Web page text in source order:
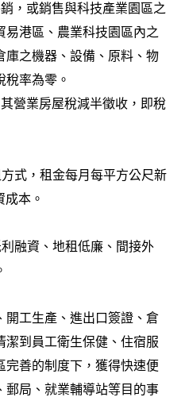
，或銷售與科技產業園區之
易港區、農業科技園區內之
庫之機器、設備、原料、物
稅率為零。
營業房屋稅減半徵收，即稅
式，租金每月每平方公尺新
本。
融資、地租低廉、間接外
開工生產、進出口簽證、倉
潔到員工衛生保健、住宿服
完善的制度下，獲得快速便
郵局、就業輔導站等目的事